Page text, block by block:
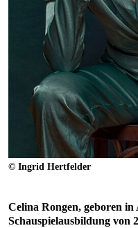
© Ingrid Hertfelder
Celina Rongen, geboren
Schauspielausbildung von